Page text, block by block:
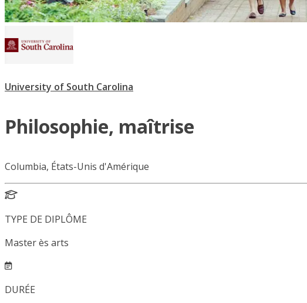
University of South Carolina
Philosophie, maîtrise
Columbia, États-Unis d'Amérique
TYPE DE DIPLÔME
Master ès arts
DURÉE